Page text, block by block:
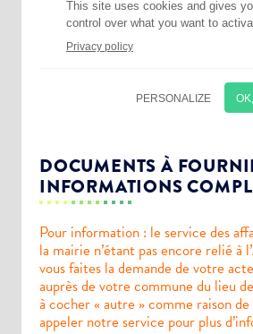
DOCUMENTS À
INFORMATIONS
Pour information : le service des
la mairie n’étant pas encore relié à
vous faites la demande de votre
auprès de votre commune du lieu
à cocher « autre » comme raison de
appeler notre service pour plus
Choisissez votre
Newsletter Culture
Newsletter Sport et Vie